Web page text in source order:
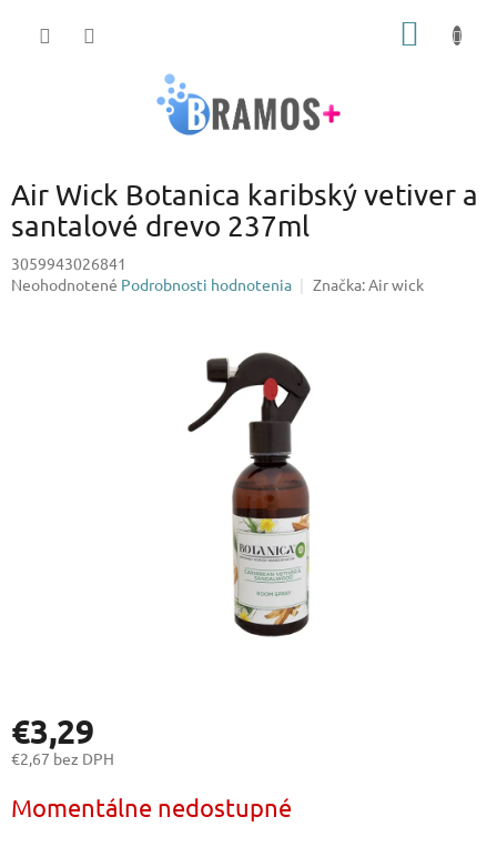
Air Wick Botanica karibský vetiver a
santalové drevo 237ml
3059943026841
Priemerné
Neohodnotené Podrobnosti hodnotenia Značka:Air wick
€3,29
€2,67 bez DPH
cena:
Momentálne nedostupné